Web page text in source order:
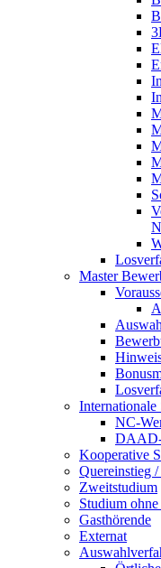
Master
Internationale
NC-
Kooperative
Quereinstieg
Zweitstudium
Studium
Gasthörende
Externat